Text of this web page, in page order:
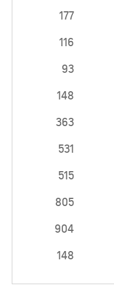
177
116
93
148
363
531
515
805
904
148